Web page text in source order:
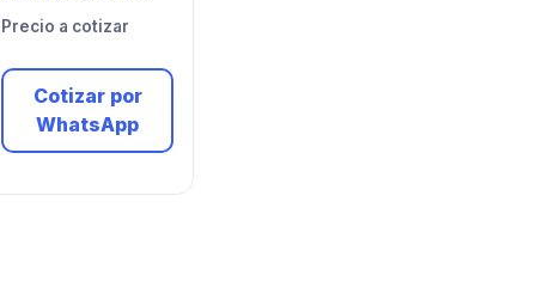
Precio a cotizar
Cotizar por
WhatsApp